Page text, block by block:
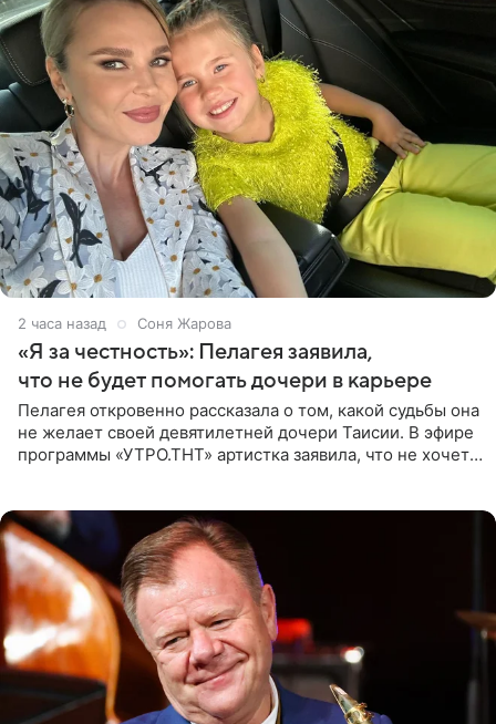
2 часа назад Соня Жарова
«Я за честность»: Пелагея заявила,
что не будет помогать дочери в карьере
Пелагея откровенно рассказала о том, какой судьбы она
не желает своей девятилетней дочери Таисии. В эфире
программы «УТРО.ТНТ» артистка заявила, что не хочет